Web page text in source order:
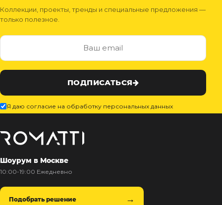
Коллекции, проекты, тренды и специальные предложения —
только полезное.
ПОДПИСАТЬСЯ
Я даю согласие на обработку персональных данных
Шоурум в Москве
10:00-19:00 Ежедневно
Подобрать решение